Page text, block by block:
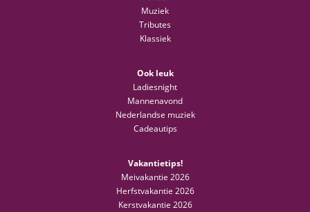
Muziek
Tributes
Klassiek
Ook leuk
Ladiesnight
Mannenavond
Nederlandse muziek
Cadeautips
Vakantietips!
Meivakantie 2026
Herfstvakantie 2026
Kerstvakantie 2026